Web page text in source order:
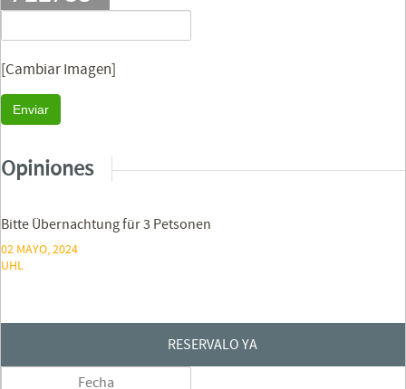
[Cambiar Imagen]
Enviar
Opiniones
Bitte Übernachtung für 3 Petsonen
02 MAYO, 2024
UHL
RESERVALO YA